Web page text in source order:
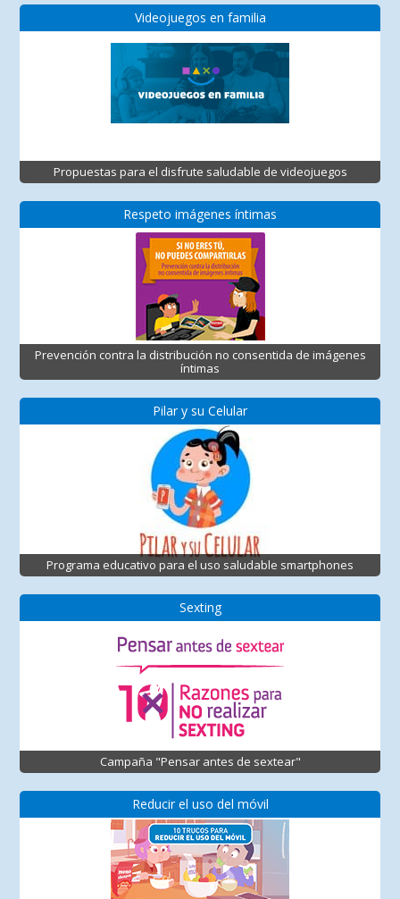
Videojuegos en familia
Propuestas para el disfrute saludable de videojuegos
Respeto imágenes íntimas
Prevención contra la distribución no consentida de imágenes
íntimas
Pilar y su Celular
Programa educativo para el uso saludable smartphones
Sexting
Campaña "Pensar antes de sextear"
Reducir el uso del móvil